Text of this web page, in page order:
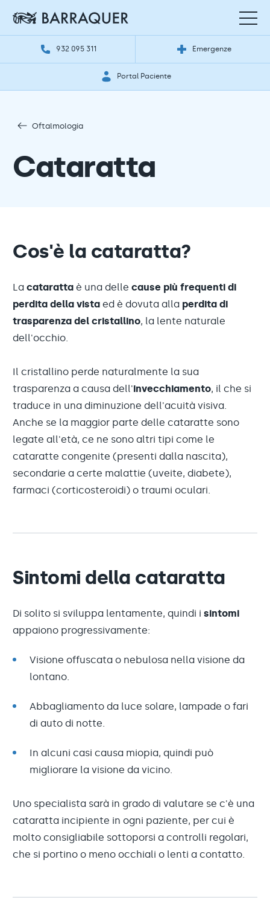
932 095 311 Emergenze
Portal Paciente
Oftalmologia
Cataratta
Cos'è la cataratta?
La cataratta è una delle cause più frequenti di
perdita della vista ed è dovuta alla perdita di
trasparenza del cristallino, la lente naturale
dell'occhio.
Il cristallino perde naturalmente la sua
trasparenza a causa dell'invecchiamento, il che si
traduce in una diminuzione dell'acuità visiva.
Anche se la maggior parte delle cataratte sono
legate all'età, ce ne sono altri tipi come le
cataratte congenite (presenti dalla nascita),
secondarie a certe malattie (uveite, diabete),
farmaci (corticosteroidi) o traumi oculari.
Sintomi della cataratta
Di solito si sviluppa lentamente, quindi i sintomi
appaiono progressivamente:
Visione offuscata o nebulosa nella visione da
lontano.
Abbagliamento da luce solare, lampade o fari
di auto di notte.
In alcuni casi causa miopia, quindi può
migliorare la visione da vicino.
Uno specialista sarà in grado di valutare se c'è una
cataratta incipiente in ogni paziente, per cui è
molto consigliabile sottoporsi a controlli regolari,
che si portino o meno occhiali o lenti a contatto.